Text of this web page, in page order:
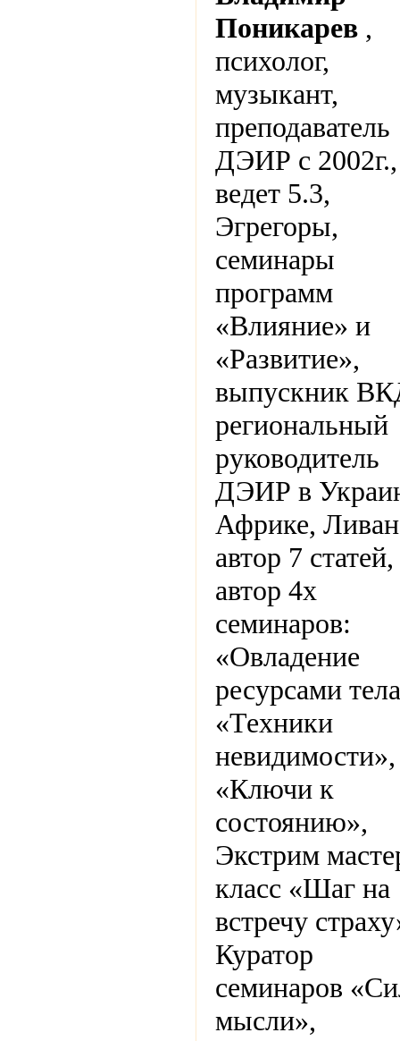
Поникарев ,
психолог,
музыкант,
преподаватель
ДЭИР с 2002г.,
ведет 5.3,
Эгрегоры,
семинары
программ
«Влияние» и
«Развитие»,
выпускник
региональный
руководитель
ДЭИР в
Африке,
автор 7 статей,
автор 4х
семинаров:
«Овладение
ресурсами
«Техники
невидимости»,
«Ключи к
состоянию»,
Экстрим
класс «Шаг на
встречу
Куратор
семинаров
мысли»,